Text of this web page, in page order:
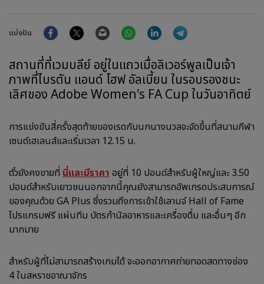
แบ่งปัน
FacebookTwitter Email WhatsAppLinkedIn
สถานที่ที่เวมบลีย์ อยู่ในแถวเมื่อลิเวอร์พูลเป็นเจ้า
ภาพที่ไบรตัน แอนด์ โฮฟ อัลเบี้ยน ในรอบรองชนะ
เลิศของ Adobe Women's FA Cup ในวันอาทิตย์
การแข่งขันสี่ครั้งสุดท้ายของเรดกับนกนางนวลจะจัดขึ้นที่สนามกีฬา
เซนต์เฮเลนส์และเริ่มเวลา 12.15 น.
ตั๋วยังคงขายที่ นี่และมีราคาอยู่ที่ 10 ปอนด์สำหรับผู้ใหญ่และ 3.50
ปอนด์สำหรับเยาวชนนอกจากนี้คุณยังสามารถอัพเกรดประสบการณ์
ของคุณด้วย GA Plus ซึ่งรวมถึงการเข้าใช้เลานจ์ Hall of Fame
โปรแกรมฟรี แผ่นทีม บัตรกำนัลอาหารและเครื่องดื่ม และอื่นๆ อีก
มากมาย
สำหรับผู้ที่ไม่สามารถสร้างเกมได้ จะออกอากาศถ่ายทอดสดทางช่อง
4 ในสหราชอาณาจักร